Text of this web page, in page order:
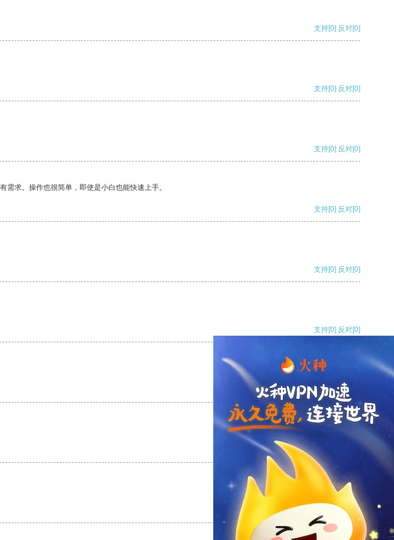
支持[0] 反对[0]
支持[0] 反对[0]
支持[0] 反对[0]
求。操作也很简单，即使是小白也能快速上手。
支持[0] 反对[0]
支持[0] 反对[0]
支持[0] 反对[0]
支持[0] 反对
支持
反对 [0]